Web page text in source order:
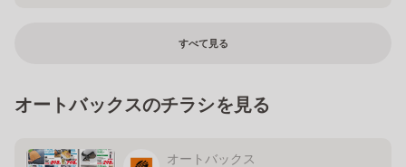
すべて見る
オートバックスのチラシを見る
オートバックス